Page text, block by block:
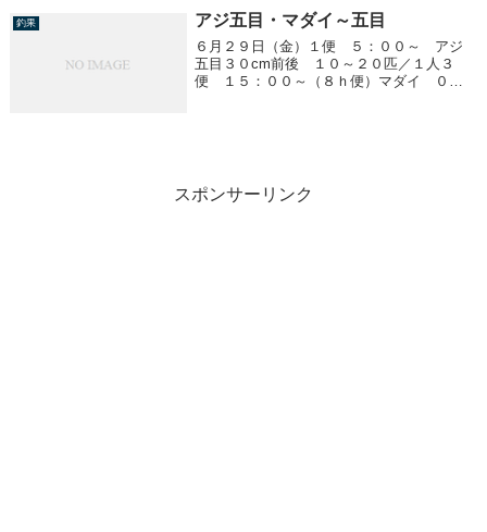
０～３５c...
釣果 アジ五目・マダイ～五目
６月２９日（金）１便 ５：００～ アジ
五目３０cm前後 １０～２０匹／１人３
便 １５：００～（８ｈ便）マダイ ０．
スポンサーリンク